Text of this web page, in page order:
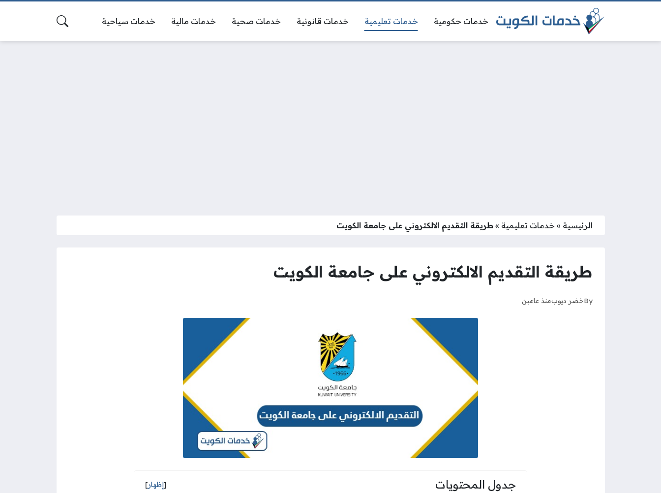
خدمات حكومية خدمات تعليمية خدمات قانونية خدمات صحية خدمات مالية خدمات سياحية
الرئيسية » خدمات تعليمية »طريقة التقديم الالكتروني على جامعة الكويت
طريقة التقديم الالكتروني على جامعة الكويت
Byخضر ديوبمنذ عامين
جدول المحتويات [إظهار]